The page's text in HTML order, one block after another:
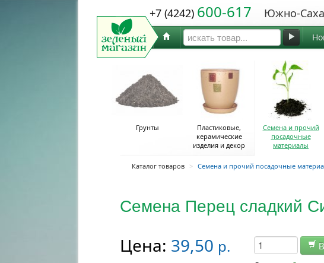
+7 (4242) 600-617 Южно-
Грунты
Пластиковые,
керамические
изделия и декор
Семена и прочий
посадочные
материалы
Каталог товаров > Семена и прочий посадочные
Семена Перец сладкий
Цена: 39,50 р.